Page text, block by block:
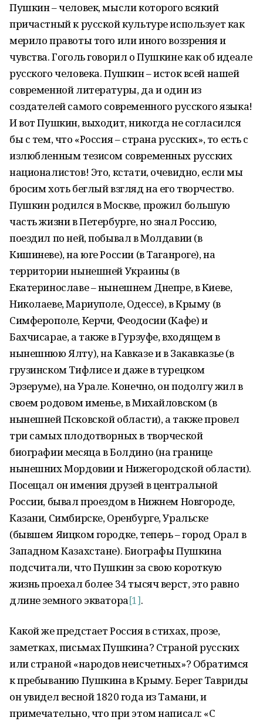
Пушкин – человек, мысли которого всякий
причастный к русской культуре использует как
мерило правоты того или иного воззрения и
чувства. Гоголь говорил о Пушкине как об идеале
русского человека. Пушкин – исток всей нашей
современной литературы, да и один из
создателей самого современного русского языка!
И вот Пушкин, выходит, никогда не согласился
бы с тем, что «Россия – страна русских», то есть с
излюбленным тезисом современных русских
националистов! Это, кстати, очевидно, если мы
бросим хоть беглый взгляд на его творчество.
Пушкин родился в Москве, прожил большую
часть жизни в Петербурге, но знал Россию,
поездил по ней, побывал в Молдавии (в
Кишиневе), на юге России (в Таганроге), на
территории нынешней Украины (в
Екатеринославе – нынешнем Днепре, в Киеве,
Николаеве, Мариуполе, Одессе), в Крыму (в
Симферополе, Керчи, Феодосии (Кафе) и
Бахчисарае, а также в Гурзуфе, входящем в
нынешнюю Ялту), на Кавказе и в Закавказье (в
грузинском Тифлисе и даже в турецком
Эрзеруме), на Урале. Конечно, он подолгу жил в
своем родовом именье, в Михайловском (в
нынешней Псковской области), а также провел
три самых плодотворных в творческой
биографии месяца в Болдино (на границе
нынешних Мордовии и Нижегородской области).
Посещал он имения друзей в центральной
России, бывал проездом в Нижнем Новгороде,
Казани, Симбирске, Оренбурге, Уральске
(бывшем Яицком городке, теперь – город Орал в
Западном Казахстане). Биографы Пушкина
подсчитали, что Пушкин за свою короткую
жизнь проехал более 34 тысяч верст, это равно
длине земного экватора[1].
Какой же предстает Россия в стихах, прозе,
заметках, письмах Пушкина? Страной русских
или страной «народов неисчетных»? Обратимся
к пребыванию Пушкина в Крыму. Берег Тавриды
он увидел весной 1820 года из Тамани, и
примечательно, что при этом написал: «С